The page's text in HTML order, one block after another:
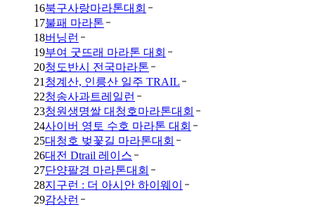
16북구사랑마라톤대회
17불패 마라톤
18버닝런
19부여 굿뜨래 마라톤 대회
20청도반시 전국마라톤
21 청계산, 인릉산 일주 TRAIL
22청송사과트레일런
23청원생명쌀 대청호마라톤대회
24사이버 영토 수호 마라톤 대회
25대청호 벚꽃길 마라톤대회
26대전 Dtrail 레이스
27단양팔경 마라톤대회
28지구런 : 더 아시안 하이웨이
29감상런